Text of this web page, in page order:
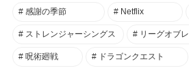
感謝の季節 Netflix
ストレンジャーシングス リーグオブ
呪術廻戦 ドラゴンクエスト